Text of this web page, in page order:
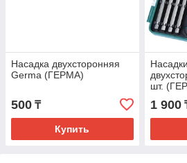
Насадка двухсторонняя
Germa (ГЕРМА)
500 ₸
Купить
шт.
1 900